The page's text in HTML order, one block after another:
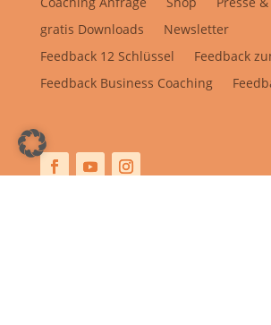
gratis Downloads
Newsletter
Feedback 12 Schlüssel
Feedback
Feedback Business Coaching